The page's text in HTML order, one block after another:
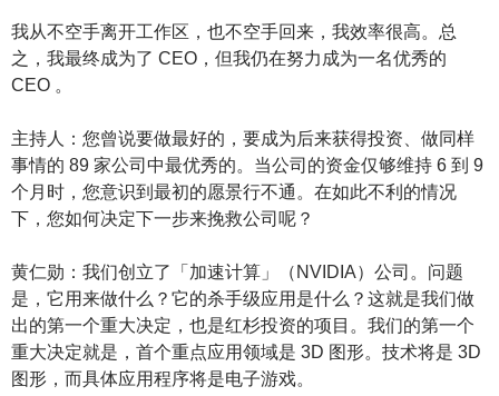
我从不空手离开工作区，也不空手回来，我效率很高。总
之，我最终成为了 CEO，但我仍在努力成为一名优秀的
CEO 。
主持人：您曾说要做最好的，要成为后来获得投资、做同样
事情的 89 家公司中最优秀的。当公司的资金仅够维持 6 到 9
个月时，您意识到最初的愿景行不通。在如此不利的情况
下，您如何决定下一步来挽救公司呢？
黄仁勋：我们创立了「加速计算」（NVIDIA）公司。问题
是，它用来做什么？它的杀手级应用是什么？这就是我们做
出的第一个重大决定，也是红杉投资的项目。我们的第一个
重大决定就是，首个重点应用领域是 3D 图形。技术将是 3D
图形，而具体应用程序将是电子游戏。